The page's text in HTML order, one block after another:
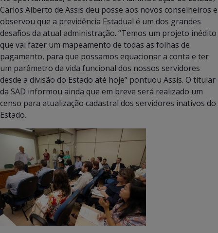
Carlos Alberto de Assis deu posse aos novos conselheiros e
observou que a previdência Estadual é um dos grandes
desafios da atual administração. “Temos um projeto inédito
que vai fazer um mapeamento de todas as folhas de
pagamento, para que possamos equacionar a conta e ter
um parâmetro da vida funcional dos nossos servidores
desde a divisão do Estado até hoje” pontuou Assis. O titular
da SAD informou ainda que em breve será realizado um
censo para atualização cadastral dos servidores inativos do
Estado.